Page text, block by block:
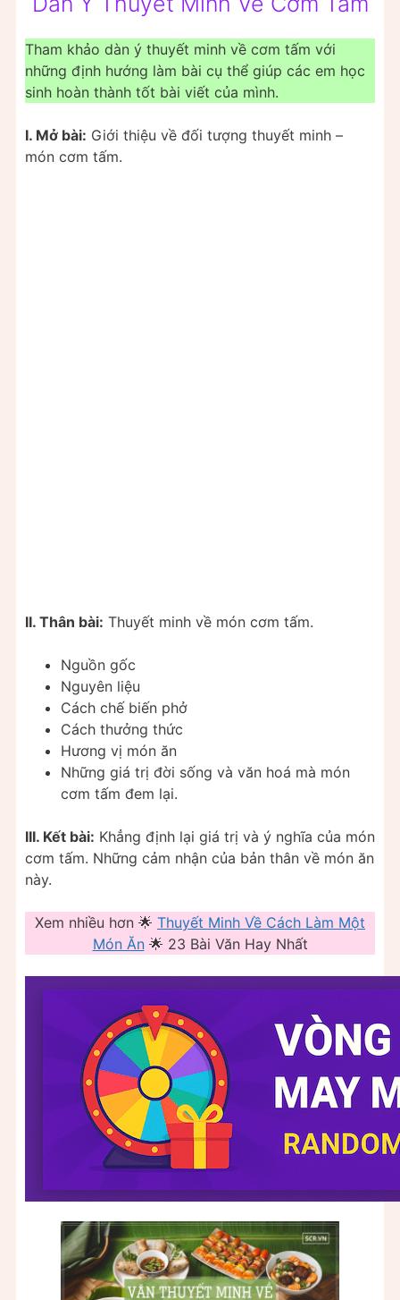
Tham khảo dàn ý thuyết minh về cơm tấm với
những định hướng làm bài cụ thể giúp các em học
sinh hoàn thành tốt bài viết của mình.
I. Mở bài: Giới thiệu về đối tượng thuyết minh –
món cơm tấm.
II. Thân bài: Thuyết minh về món cơm tấm.
Nguồn gốc
Nguyên liệu
Cách chế biến phở
Cách thưởng thức
Hương vị món ăn
Những giá trị đời sống và văn hoá mà món
cơm tấm đem lại.
III. Kết bài: Khẳng định lại giá trị và ý nghĩa của món
cơm tấm. Những cảm nhận của bản thân về món ăn
này.
Xem nhiều hơn 🌟 Thuyết Minh Về Cách Làm Một
Món Ăn🌟 23 Bài Văn Hay Nhất